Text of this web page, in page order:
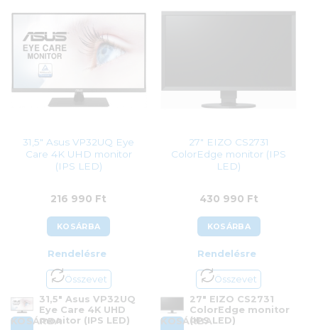
ÁFA:27%
Azonosító:
49044
31 290
Gyártó:Philips
31,5″ Asus VP32UQ Eye
Care 4K UHD monitor
(IPS LED)
216 990 Ft
KOSÁRBA
Rendelésre
Összevet
KOSÁRBA
31,5″ Asus VP32UQ
Eye Care 4K UHD
monitor (IPS LED)
27″ EIZO CS2731
ColorEdge monitor (IPS
LED)
430 990 Ft
KOSÁRBA
Rendelésre
Összevet
KOSÁRBA
27″ EIZO CS2731
ColorEdge monitor
(IPS LED)